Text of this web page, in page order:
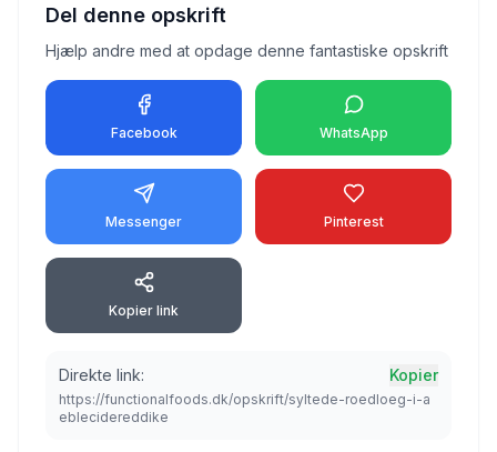
Del denne opskrift
Hjælp andre med at opdage denne fantastiske opskrift
Facebook WhatsApp
Messenger Pinterest
Kopier link
Direkte link: Kopier
https://functionalfoods.dk/opskrift/syltede-roedloeg-i-a
eblecidereddike